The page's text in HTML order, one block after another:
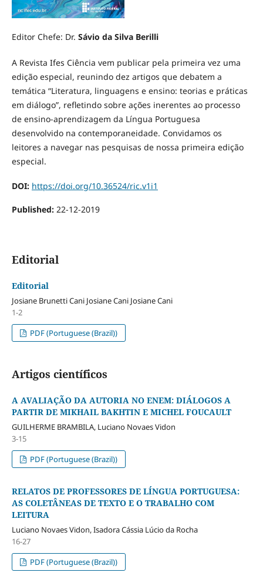
Editor Chefe: Dr. Sávio da Silva Berilli
A Revista Ifes Ciência vem publicar pela primeira vez uma
edição especial, reunindo dez artigos que debatem a
temática “Literatura, linguagens e ensino: teorias e práticas
em diálogo”, refletindo sobre ações inerentes ao processo
de ensino-aprendizagem da Língua Portuguesa
desenvolvido na contemporaneidade. Convidamos os
leitores a navegar nas pesquisas de nossa primeira edição
especial.
DOI: https://doi.org/10.36524/ric.v1i1
Published: 22-12-2019
Editorial
Editorial
Josiane Brunetti Cani Josiane Cani Josiane Cani
1-2
PDF (Portuguese (Brazil))
Artigos científicos
A AVALIAÇÃO DA AUTORIA NO ENEM: DIÁLOGOS A
PARTIR DE MIKHAIL BAKHTIN E MICHEL FOUCAULT
GUILHERME BRAMBILA, Luciano Novaes Vidon
3-15
PDF (Portuguese (Brazil))
RELATOS DE PROFESSORES DE LÍNGUA PORTUGUESA:
AS COLETÂNEAS DE TEXTO E O TRABALHO COM
LEITURA
Luciano Novaes Vidon, Isadora Cássia Lúcio da Rocha
16-27
PDF (Portuguese (Brazil))